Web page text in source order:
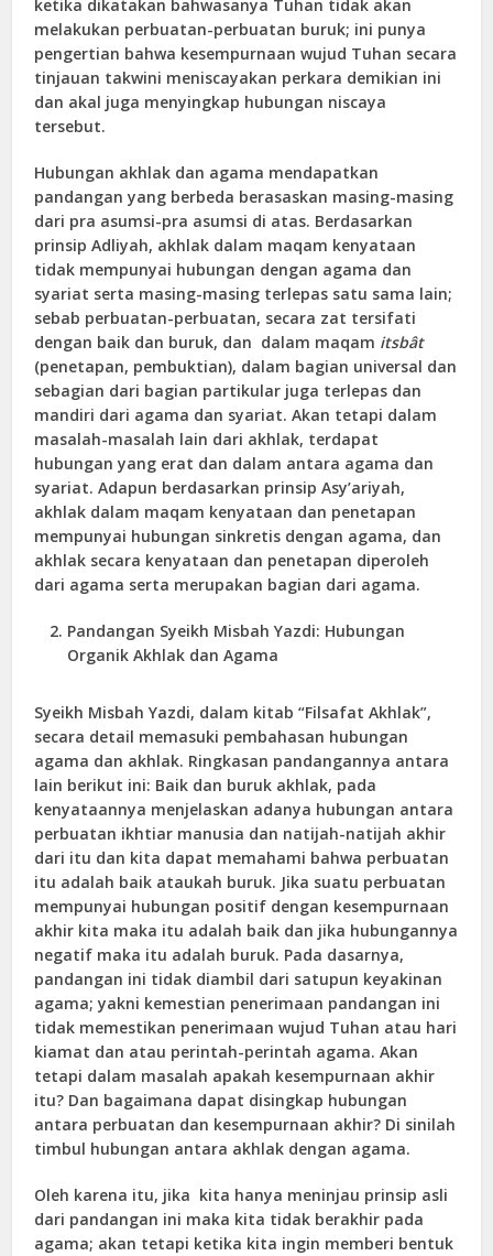
ketika dikatakan bahwasanya Tuhan tidak akan
melakukan perbuatan-perbuatan buruk; ini punya
pengertian bahwa kesempurnaan wujud Tuhan secara
tinjauan takwini meniscayakan perkara demikian ini
dan akal juga menyingkap hubungan niscaya
tersebut.
Hubungan akhlak dan agama mendapatkan
pandangan yang berbeda berasaskan masing-masing
dari pra asumsi-pra asumsi di atas. Berdasarkan
prinsip Adliyah, akhlak dalam maqam kenyataan
tidak mempunyai hubungan dengan agama dan
syariat serta masing-masing terlepas satu sama lain;
sebab perbuatan-perbuatan, secara zat tersifati
dengan baik dan buruk, dan dalam maqam itsbât
(penetapan, pembuktian), dalam bagian universal dan
sebagian dari bagian partikular juga terlepas dan
mandiri dari agama dan syariat. Akan tetapi dalam
masalah-masalah lain dari akhlak, terdapat
hubungan yang erat dan dalam antara agama dan
syariat. Adapun berdasarkan prinsip Asy’ariyah,
akhlak dalam maqam kenyataan dan penetapan
mempunyai hubungan sinkretis dengan agama, dan
akhlak secara kenyataan dan penetapan diperoleh
dari agama serta merupakan bagian dari agama.
Pandangan Syeikh Misbah Yazdi: Hubungan
Organik Akhlak dan Agama
Syeikh Misbah Yazdi, dalam kitab “Filsafat Akhlak”,
secara detail memasuki pembahasan hubungan
agama dan akhlak. Ringkasan pandangannya antara
lain berikut ini: Baik dan buruk akhlak, pada
kenyataannya menjelaskan adanya hubungan antara
perbuatan ikhtiar manusia dan natijah-natijah akhir
dari itu dan kita dapat memahami bahwa perbuatan
itu adalah baik ataukah buruk. Jika suatu perbuatan
mempunyai hubungan positif dengan kesempurnaan
akhir kita maka itu adalah baik dan jika hubungannya
negatif maka itu adalah buruk. Pada dasarnya,
pandangan ini tidak diambil dari satupun keyakinan
agama; yakni kemestian penerimaan pandangan ini
tidak memestikan penerimaan wujud Tuhan atau hari
kiamat dan atau perintah-perintah agama. Akan
tetapi dalam masalah apakah kesempurnaan akhir
itu? Dan bagaimana dapat disingkap hubungan
antara perbuatan dan kesempurnaan akhir? Di sinilah
timbul hubungan antara akhlak dengan agama.
Oleh karena itu, jika kita hanya meninjau prinsip asli
dari pandangan ini maka kita tidak berakhir pada
agama; akan tetapi ketika kita ingin memberi bentuk